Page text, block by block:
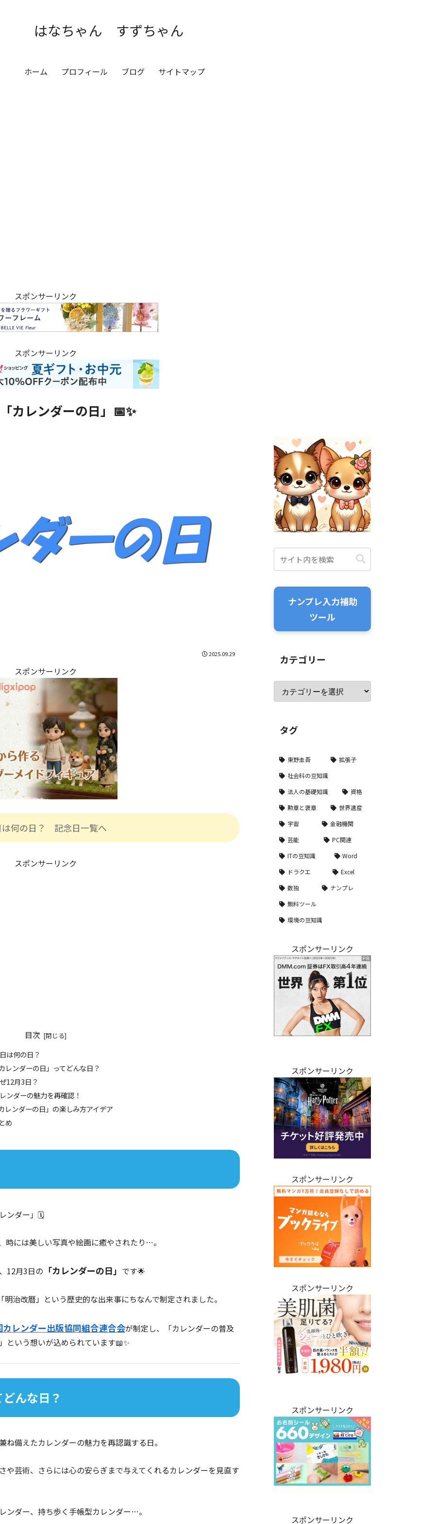
はなちゃん すずちゃん
ホーム プロフィール ブログ サイトマップ
スポンサーリンク
スポンサーリンク
カレンダーの日」📅✨
2025.09.29
スポンサーリンク
は何の日？ 記念日一覧へ
スポンサーリンク
目次
は何の日？
レンダーの日」ってどんな日？
12月3日？
ンダーの魅力を再確認！
レンダーの日」の楽しみ方アイデア
め
ンダー」🗓️
には美しい写真や絵画に癒やされたり…。
12月3日の 「カレンダーの日」 です🌟
治改暦」という歴史的な出来事にちなんで制定されました。
カレンダー出版協同組合連合会が制定し、「カレンダーの普及
という想いが込められています📖✨
んな日？
備えたカレンダーの魅力を再認識する日。
や芸術、さらには心の安らぎまで与えてくれるカレンダーを見直す
ンダー、持ち歩く手帳型カレンダー…。
ナンプレ入力補助
ツール
カテゴリー
タグ
東野圭吾
拡張子
社会科の豆知識
法人の基礎知識
資格
勲章と褒章
世界遺産
宇宙
金融機関
芸能
PC関連
ITの豆知識
Word
ドラクエ
Excel
数独
ナンプレ
無料ツール
環境の豆知識
スポンサーリンク
スポンサーリンク
スポンサーリンク
スポンサーリンク
スポンサーリンク
スポンサーリンク